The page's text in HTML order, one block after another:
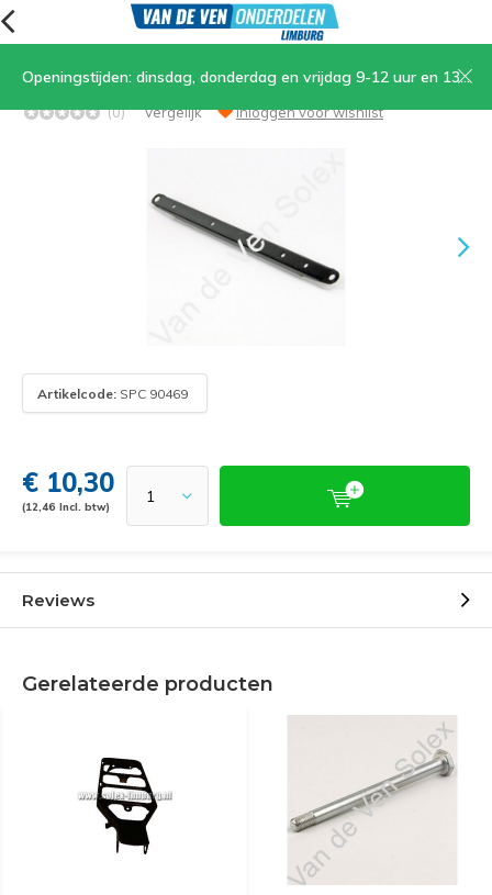
Openingstijden: dinsdag, donderdag en vrijdag 9-12 uur en 13.30-17 uur, zaterdag 9-12 uur
07. Steun bagagedrager
(0) Vergelijk Inloggen voor wishlist
Artikelcode: SPC 90469
€ 10,30
(12,46 Incl. btw)
Reviews
Gerelateerde producten